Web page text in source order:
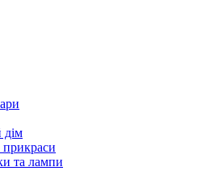
дім
прикраси
та лампи